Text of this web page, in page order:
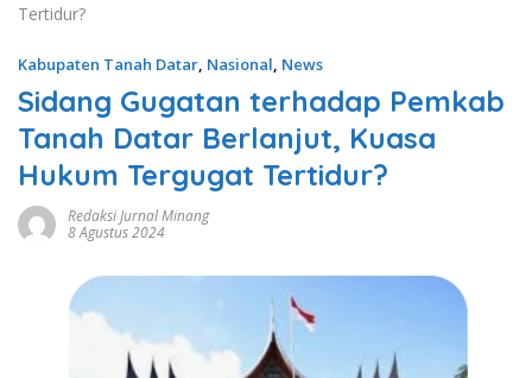
Tertidur?
Kabupaten Tanah Datar, Nasional, News
Sidang Gugatan terhadap Pemkab
Tanah Datar Berlanjut, Kuasa
Hukum Tergugat Tertidur?
Redaksi Jurnal Minang
8 Agustus 2024